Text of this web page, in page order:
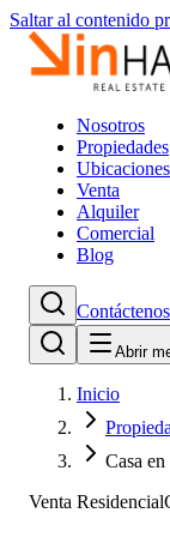
Saltar al contenido
Nosotros
Propiedades
Ubicaciones
Venta
Alquiler
Comercial
Blog
Contáctenos
Abrir
Inicio
Casa
Venta Residencial